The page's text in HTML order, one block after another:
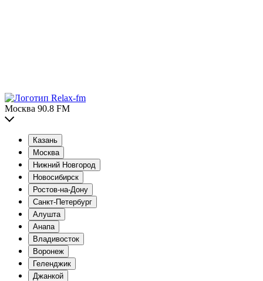
Москва 90.8 FM
Казань
Москва
Нижний Новгород
Новосибирск
Ростов-на-Дону
Санкт-Петербург
Алушта
Анапа
Владивосток
Воронеж
Геленджик
Джанкой